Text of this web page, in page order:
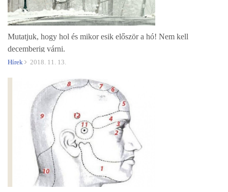
Mutatjuk, hogy hol és mikor esik először a hó! Nem kell
decemberig várni.
Hírek 2018. 11. 13.